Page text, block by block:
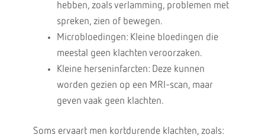
hebben, zoals verlamming, problemen met
spreken, zien of bewegen.
Microbloedingen: Kleine bloedingen die
meestal geen klachten veroorzaken.
Kleine herseninfarcten: Deze kunnen
worden gezien op een MRI-scan, maar
geven vaak geen klachten.
Soms ervaart men kortdurende klachten, zoals: